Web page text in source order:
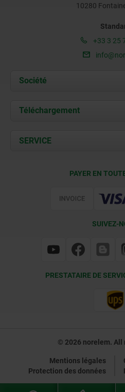
10280
+33 3 25
Société
À propos de nous
Contact
Téléchargement
Documents
SERVICE
PAYER EN
SUIVEZ-
PRESTATAIRE DE
© 2026 norelem. All
Mentions légales
Protection des données